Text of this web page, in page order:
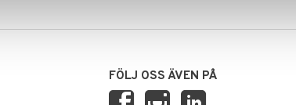
FÖLJ OSS ÄVEN PÅ